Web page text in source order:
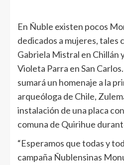
En Ñuble existen pocos
dedicados a mujeres, tales
Gabriela Mistral en Chillán
Violeta Parra en San
sumará un homenaje a la
arqueóloga de Chile,
instalación de una placa
comuna de Quirihue
“Esperamos que todas y
campaña Ñublensinas